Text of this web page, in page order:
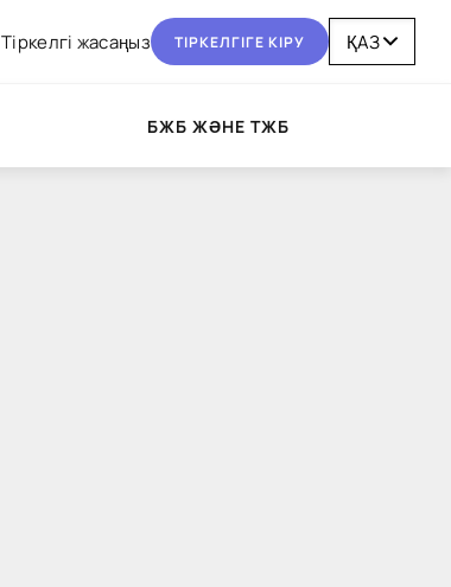
Тіркелгі жасаңыз ТІРКЕЛГІГЕ КІРУ
БЖБ ЖӘНЕ ТЖБ